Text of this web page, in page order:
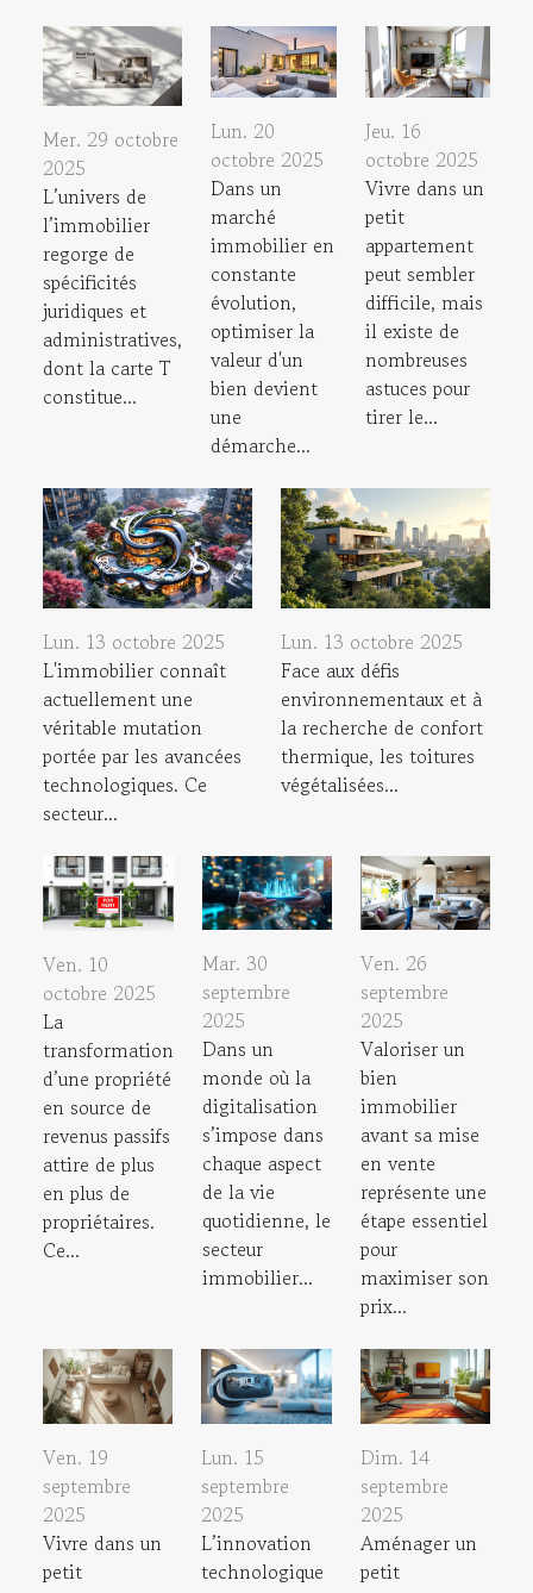
Mer. 29 octobre
2025
L’univers de
l’immobilier
regorge de
spécificités
juridiques et
administratives,
dont la carte T
constitue...
Lun. 20
octobre 2025
Dans un
marché
immobilier en
constante
évolution,
optimiser la
valeur d'un
bien devient
une
démarche...
Jeu. 16
octobre 2025
Vivre dans un
petit
appartement
peut sembler
difficile, mais
il existe de
nombreuses
astuces pour
tirer le...
Lun. 13 octobre 2025
L'immobilier connaît
actuellement une
véritable mutation
portée par les avancées
technologiques. Ce
secteur...
Lun. 13 octobre 2025
Face aux défis
environnementaux et à
la recherche de confort
thermique, les toitures
végétalisées...
Ven. 10
octobre 2025
La
transformation
d’une propriété
en source de
revenus passifs
attire de plus
en plus de
propriétaires.
Ce...
Mar. 30
septembre
2025
Dans un
monde où la
digitalisation
s’impose dans
chaque aspect
de la vie
quotidienne, le
secteur
immobilier...
Ven. 26
septembre
2025
Valoriser un
bien
immobilier
avant sa mise
en vente
représente une
étape essentiel
pour
maximiser son
prix...
Ven. 19
septembre
2025
Vivre dans un
petit
Lun. 15
septembre
2025
L’innovation
technologique
Dim. 14
septembre
2025
Aménager un
petit